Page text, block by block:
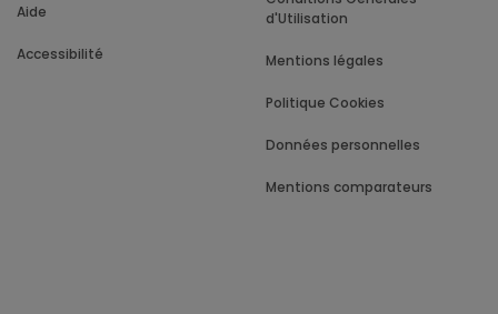
Aide
Accessibilité
d'Utilisation
Mentions légales
Politique Cookies
Données personnelles
Mentions comparateurs